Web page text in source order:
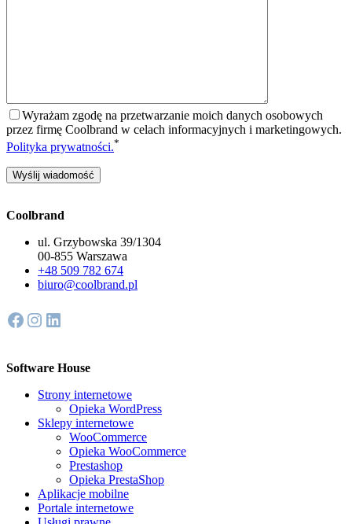
Wyrażam zgodę na przetwarzanie moich danych osobowych
przez firmę Coolbrand w celach informacyjnych i marketingowych.
Polityka prywatności.*
Coolbrand
ul. Grzybowska 39/1304
00-855 Warszawa
+48 509 782 674
biuro@coolbrand.pl
Facebook Instagram LinkedIn
Software House
Strony internetowe
Opieka WordPress
Sklepy internetowe
WooCommerce
Opieka WooCommerce
Prestashop
Opieka PrestaShop
Aplikacje mobilne
Portale internetowe